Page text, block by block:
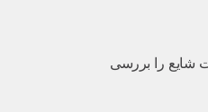
شدن این چراغ هشدار شوند. آشنایی با این دلایل به شما کمک می‌کند تا دید بهتری نسبت به مشکل احتمالی خودروی خود پیدا کنید. در ادامه، ۱۰ علت شایع را بررسی